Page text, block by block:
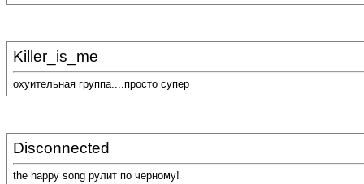
Killer_is_me
охуительная группа....просто супер
Disconnected
the happy song рулит по черному!